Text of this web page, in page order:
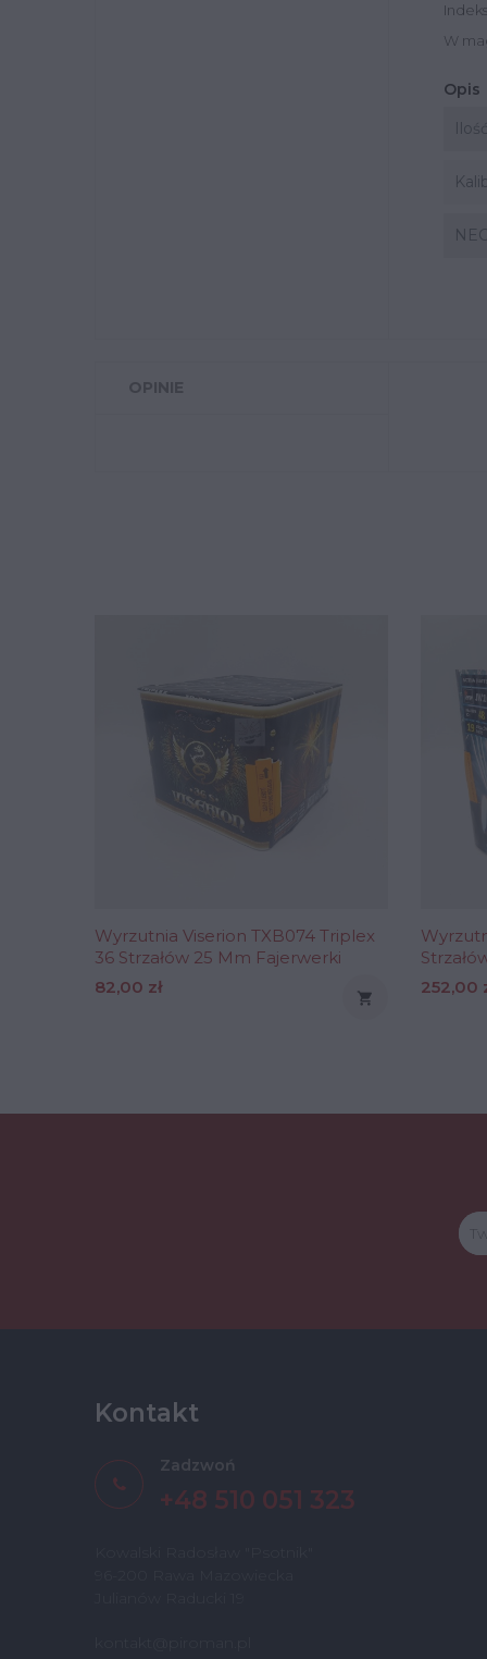
Indeks
W
Opis
OPINIE
Wyrzutnia Viserion TXB074 Triplex
36 Strzałów 25 Mm Fajerwerki
Cena
82,00 zł

Cena
252,00
Kontakt
Zadzwoń
+48 510 051 323